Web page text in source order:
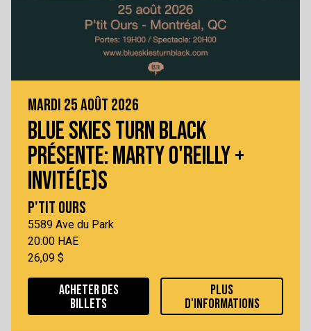
MARDI 25 AOÛT 2026
BLUE SKIES TURN BLACK
PRÉSENTE: MARTY O'REILLY +
INVITÉ(E)S
P'TIT OURS
5589 Ave du Park
20:00 HAE
26,09 $
ACHETER DES
BILLETS
PLUS
D'INFORMATIONS